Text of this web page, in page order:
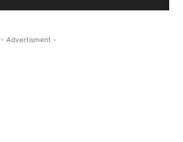
- Advertisment -